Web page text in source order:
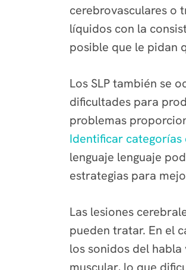
cerebrovasculares o
líquidos con la
posible que le pidan
Los SLP también se
dificultades para
problemas
Identificar categorías
lenguaje lenguaje
estrategias para
Las lesiones
pueden tratar. En el
los sonidos del
muscular, lo que